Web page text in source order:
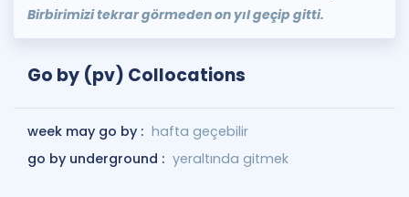
Birbirimizi tekrar görmeden on yıl geçip gitti.
Go by (pv) Collocations
week may go by : hafta geçebilir
go by underground : yeraltında gitmek